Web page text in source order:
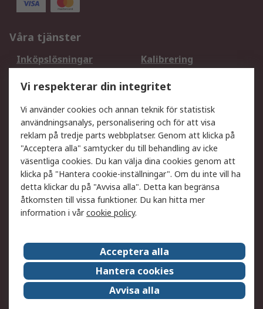
Våra tjänster
Inköpslösningar
Kalibrering
DesignSpark
Teknisk Support
Ditt lokala säljteam
Exportlösningar
Support
Få hjälp
Retur av varor
Leverans
Spåra din order
Begär en fakturakopi
Fördelar med RS-konto
Betalningsalternativ
Om RS
Försäljningsvillkor
Det juridiska
Press Centre
Jobba hos RS
ESG
Vi respekterar din integritet
Vi använder cookies och annan teknik för statistisk
användningsanalys, personalisering och för att visa
reklam på tredje parts webbplatser. Genom att klicka på
"Acceptera alla" samtycker du till behandling av icke
väsentliga cookies. Du kan välja dina cookies genom att
klicka på "Hantera cookie-inställningar". Om du inte vill ha
detta klickar du på "Avvisa alla". Detta kan begränsa
åtkomsten till vissa funktioner. Du kan hitta mer
information i vårcookie policy.
Acceptera alla
Hantera cookies
Avvisa alla